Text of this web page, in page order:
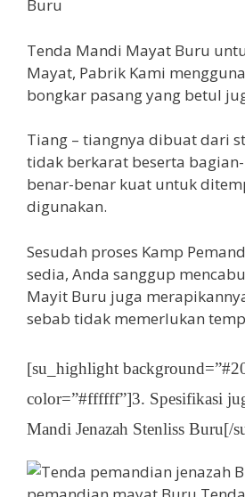
Tenda Mandi Mayat Buru
Mayat, Pabrik Kami
bongkar pasang yang betul
Tiang – tiangnya dibuat dari
tidak berkarat beserta
benar-benar kuat untuk
digunakan.
Sesudah proses Kamp
sedia, Anda sanggup
Mayit Buru juga
sebab tidak memerlukan
[su_highlight
color=”#ffffff”]3. Spesifikasi
Mandi Jenazah Stenliss Buru[/